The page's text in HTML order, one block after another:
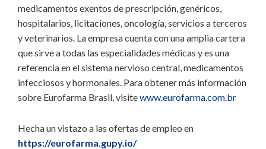
medicamentos exentos de prescripción, genéricos,
hospitalarios, licitaciones, oncología, servicios a terceros
y veterinarios. La empresa cuenta con una amplia cartera
que sirve a todas las especialidades médicas y es una
referencia en el sistema nervioso central, medicamentos
infecciosos y hormonales. Para obtener más información
sobre Eurofarma Brasil, visitewww.eurofarma.com.br
Hecha un vistazo a las ofertas de empleo en
https://eurofarma.gupy.io/